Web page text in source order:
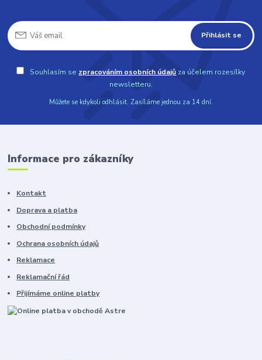
Přihlásit se
Souhlasím se zpracováním osobních údajů za účelem rozesílky
newsletteru.
Můžete se kdykoli odhlásit. Zasíláme jednou za 14 dní.
Informace pro zákazníky
Kontakt
Doprava a platba
Obchodní podmínky
Ochrana osobních údajů
Reklamace
Reklamační řád
Přijímáme online platby